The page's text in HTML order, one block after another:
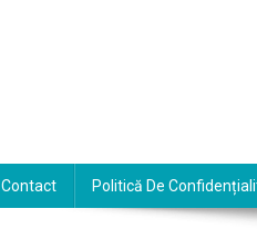
Contact Politică De